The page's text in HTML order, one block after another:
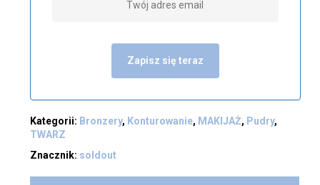
Zapisz się teraz
Kategorii: Bronzery, Konturowanie, MAKIJAŻ, Pudry,
TWARZ
Znacznik: soldout